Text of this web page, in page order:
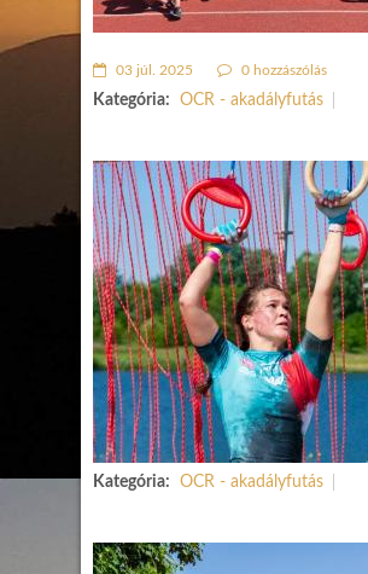
03 júl. 2025 0 hozzászólás
Kategória: OCR - akadályfutás
Kategória: OCR - akadályfutás